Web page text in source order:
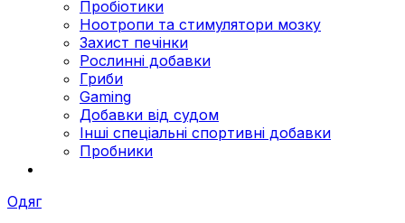
Пробіотики
Ноотропи та стимулятори мозку
Захист печінки
Рослинні добавки
Гриби
Gaming
Добавки від судом
Інші спеціальні спортивні добавки
Пробники
Одяг